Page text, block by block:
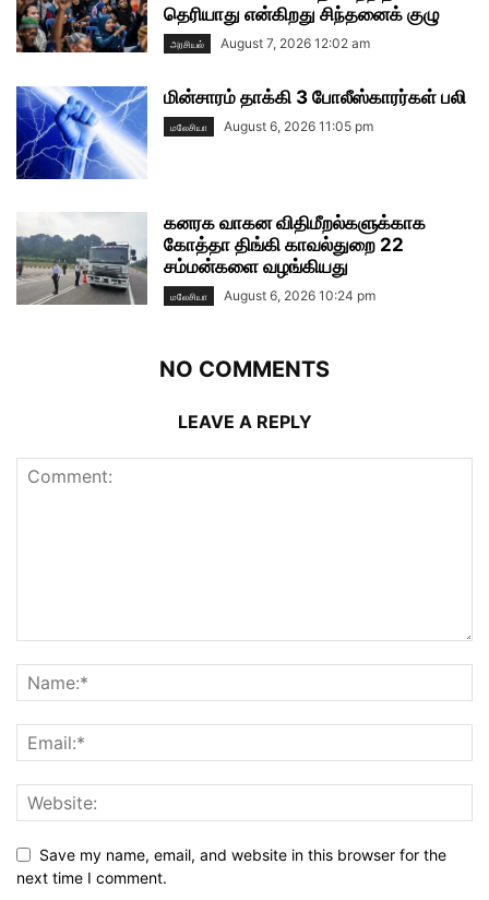
தெரியாது என்கிறது சிந்தனைக் குழு
அரசியல் August 7, 2026 12:02 am
மின்சாரம் தாக்கி 3 போலீஸ்காரர்கள் பலி
மலேசியா August 6, 2026 11:05 pm
கனரக வாகன விதிமீறல்களுக்காக
கோத்தா திங்கி காவல்துறை 22
சம்மன்களை வழங்கியது
மலேசியா August 6, 2026 10:24 pm
NO COMMENTS
LEAVE A REPLY
Save my name, email, and website in this browser for the
next time I comment.